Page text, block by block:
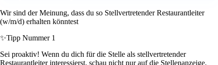
Wir sind der Meinung, dass du so Stellvertretender Restaurantleiter
(w/m/d) erhalten könntest
✨Tipp Nummer 1
Sei proaktiv! Wenn du dich für die Stelle als stellvertretender
Restaurantleiter interessierst, schau nicht nur auf die Stellenanzeige.